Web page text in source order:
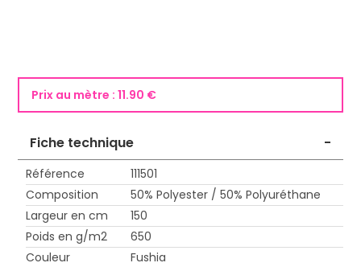
Prix au mètre :11.90 €
Fiche technique -
Référence
111501
Composition
50% Polyester / 50% Polyuréthane
Largeur en cm
150
Poids en g/m2
650
Couleur
Fushia